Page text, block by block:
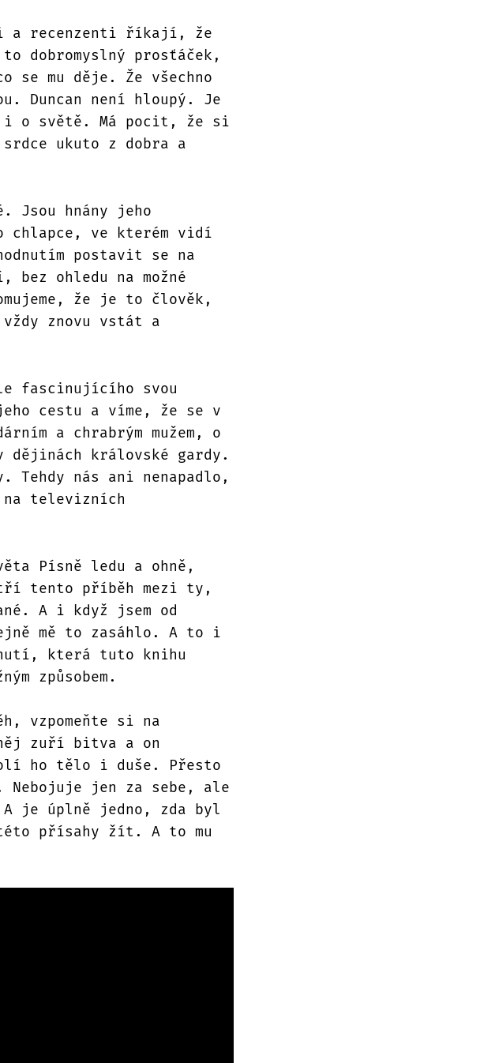
a recenzenti říkají, že
dobromyslný prosťáček,
se mu děje. Že všechno
Duncan není hloupý. Je
i o světě. Má pocit, že si
ukuto z dobra a
Jsou hnány jeho
chlapce, ve kterém vidí
postavit se na
ohledu na možné
že je to člověk,
znovu vstát a
fascinujícího svou
cestu a víme, že se v
a chrabrým mužem, o
dějinách královské gardy.
Tehdy nás ani nenapadlo,
na televizních
Písně ledu a ohně,
tento příběh mezi ty,
A i když jsem od
mě to zasáhlo. A to i
která tuto knihu
způsobem.
vzpomeňte si na
zuří bitva a on
ho tělo i duše. Přesto
jen za sebe, ale
je úplně jedno, zda byl
této přísahy žít. A to mu